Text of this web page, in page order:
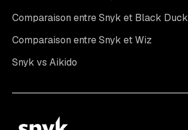
Comparaison entre Snyk et Black Duck
Comparaison entre Snyk et Wiz
Snyk vs Aikido